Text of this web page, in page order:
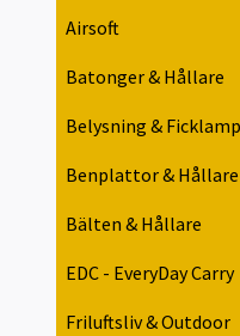
Airsoft
Batonger & Hållare
Belysning &
Benplattor & Hållare
Bälten & Hållare
EDC - EveryDay Carry
Friluftsliv & Outdoor